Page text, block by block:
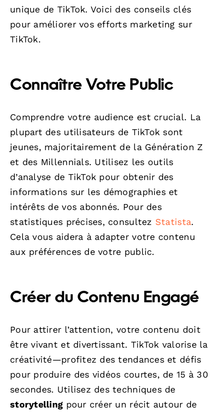
unique de TikTok. Voici des conseils clés
pour améliorer vos efforts marketing sur
TikTok.
Connaître Votre Public
Comprendre votre audience est crucial. La
plupart des utilisateurs de TikTok sont
jeunes, majoritairement de la Génération Z
et des Millennials. Utilisez les outils
d’analyse de TikTok pour obtenir des
informations sur les démographies et
intérêts de vos abonnés. Pour des
statistiques précises, consultez Statista.
Cela vous aidera à adapter votre contenu
aux préférences de votre public.
Créer du Contenu Engagé
Pour attirer l’attention, votre contenu doit
être vivant et divertissant. TikTok valorise la
créativité—profitez des tendances et défis
pour produire des vidéos courtes, de 15 à 30
secondes. Utilisez des techniques de
storytelling pour créer un récit autour de